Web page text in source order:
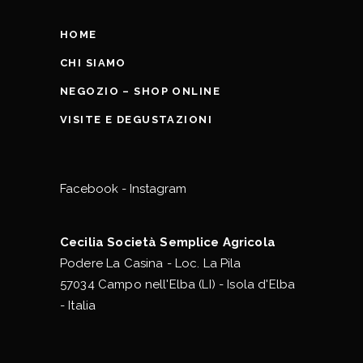
HOME
CHI SIAMO
NEGOZIO – SHOP ONLINE
VISITE E DEGUSTAZIONI
Facebook - Instagram
Cecilia Società Semplice Agricola
Podere La Casina - Loc. La Pila
57034 Campo nell'Elba (LI) - Isola d'Elba
- Italia